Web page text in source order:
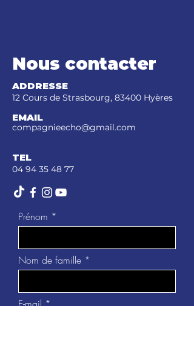
​Nous contacter
ADDRESSE
12 Cours de Strasbourg, 83400 Hyères
EMAIL
compagnieecho@gmail.com
TEL
04 94 35 48 77
Prénom
Nom de famille
E-mail